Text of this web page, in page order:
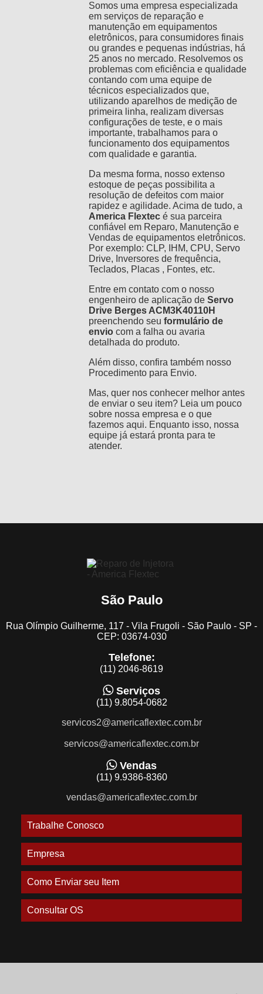
Somos uma empresa especializada
em serviços de reparação e
manutenção em equipamentos
eletrônicos, para consumidores finais
ou grandes e pequenas indústrias, há
25 anos no mercado. Resolvemos os
problemas com eficiência e qualidade
contando com uma equipe de
técnicos especializados que,
utilizando aparelhos de medição de
primeira linha, realizam diversas
configurações de teste, e o mais
importante, trabalhamos para o
funcionamento dos equipamentos
com qualidade e garantia.
Da mesma forma, nosso extenso
estoque de peças possibilita a
resolução de defeitos com maior
rapidez e agilidade. Acima de tudo, a
America Flextec é sua parceira
confiável em Reparo, Manutenção e
Vendas de equipamentos eletrônicos.
Por exemplo: CLP, IHM, CPU, Servo
Drive, Inversores de frequência,
Teclados, Placas , Fontes, etc.
Entre em contato com o nosso
engenheiro de aplicação de Servo
Drive Berges ACM3K40110H
preenchendo seuformulário de
envio com a falha ou avaria
detalhada do produto.
Além disso, confira também nosso
Procedimento para Envio.
Mas, quer nos conhecer melhor antes
de enviar o seu item? Leia um pouco
sobre nossa empresa e o que
fazemosaqui. Enquanto isso, nossa
equipe já estará pronta para te
atender.
São Paulo
Rua Olímpio Guilherme, 117 - Vila Frugoli - São Paulo - SP -
CEP: 03674-030
Telefone:
(11) 2046-8619
Serviços
(11) 9.8054-0682
servicos2@americaflextec.com.br
servicos@americaflextec.com.br
Vendas
(11) 9.9386-8360
vendas@americaflextec.com.br
Trabalhe Conosco
Empresa
Como Enviar seu Item
Consultar OS